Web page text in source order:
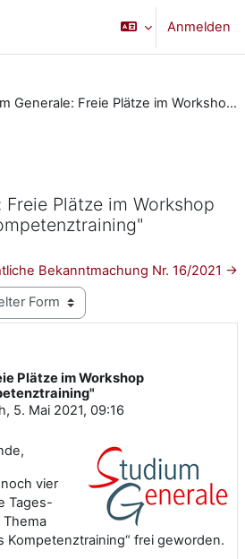
Anmelden
Studium Generale: Freie Plätze im Workshop "Interkulturelles Kompetenztraining"
Freie Plätze im Workshop
Bekanntmachung Nr. 16/2021 →
Plätze im Workshop
5. Mai 2021, 09:16
vier
Tages-
Kompetenztraining“ frei geworden.